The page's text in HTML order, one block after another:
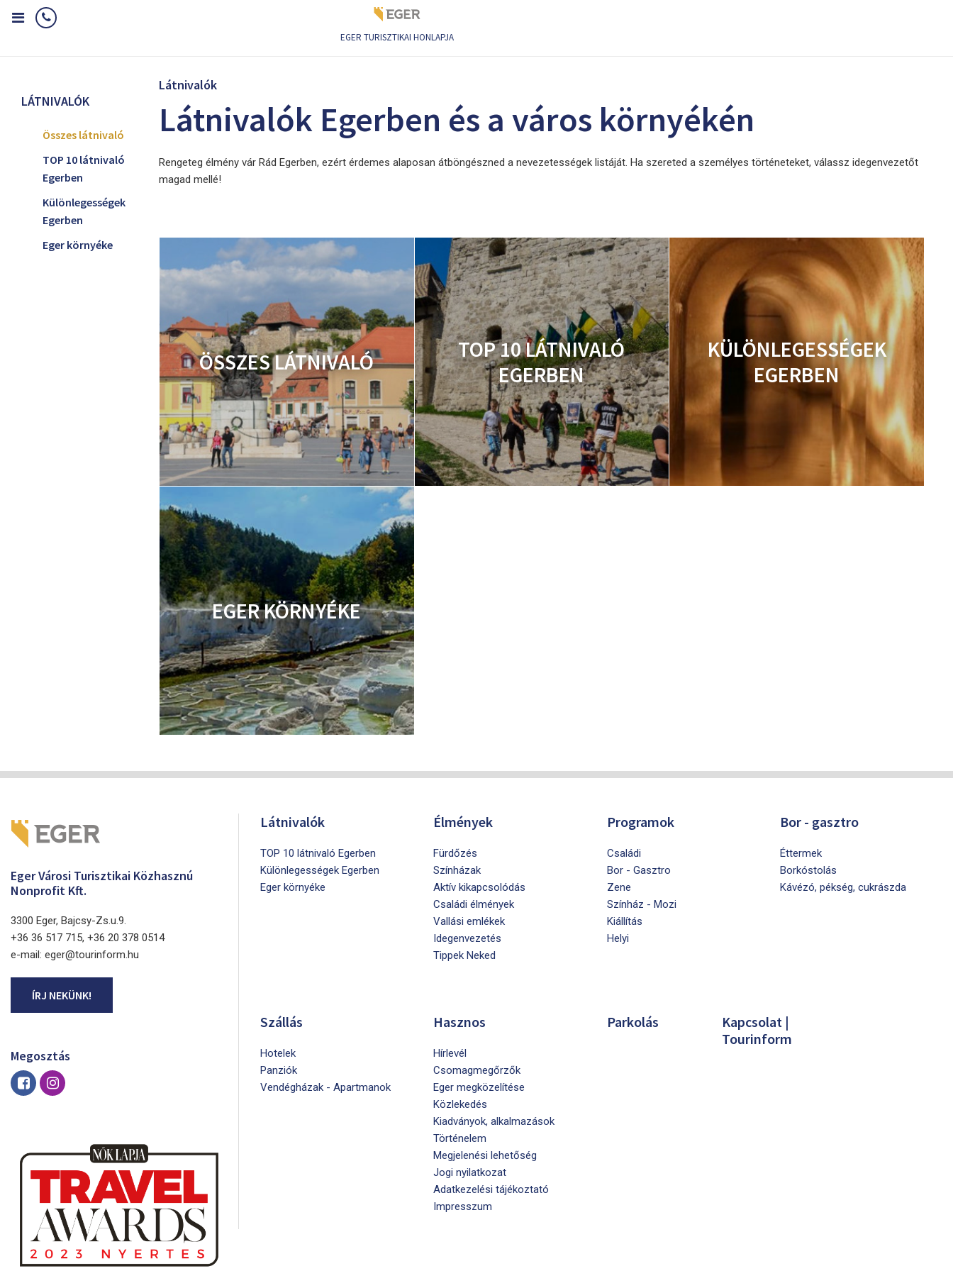
EGER TURISZTIKAI HONLAPJA
LÁTNIVALÓK
Összes látnivaló
TOP 10 látnivaló
Egerben
Különlegességek
Egerben
Eger környéke
Látnivalók
Látnivalók Egerben és a város környékén
Rengeteg élmény vár Rád Egerben, ezért érdemes alaposan átböngészned a nevezetességek listáját. Ha szereted a személyes történeteket, válassz idegenvezetőt
magad mellé!
ÖSSZES LÁTNIVALÓ
TOP 10 LÁTNIVALÓ
EGERBEN
KÜLÖNLEGESSÉGEK
EGERBEN
EGER KÖRNYÉKE
Eger Városi Turisztikai Közhasznú
Nonprofit Kft.
3300 Eger, Bajcsy-Zs.u.9.
+36 36 517 715, +36 20 378 0514
e-mail: eger@tourinform.hu
ÍRJ NEKÜNK!
Megosztás
Látnivalók
TOP 10 látnivaló Egerben
Különlegességek Egerben
Eger környéke
Élmények
Fürdőzés
Színházak
Aktív kikapcsolódás
Családi élmények
Vallási emlékek
Idegenvezetés
Tippek Neked
Programok
Családi
Bor - Gasztro
Zene
Színház - Mozi
Kiállítás
Helyi
Bor - gasztro
Éttermek
Borkóstolás
Kávézó, pékség, cukrászda
Szállás
Hotelek
Panziók
Vendégházak - Apartmanok
Hasznos
Hírlevél
Csomagmegőrzők
Eger megközelítése
Közlekedés
Kiadványok, alkalmazások
Történelem
Megjelenési lehetőség
Jogi nyilatkozat
Adatkezelési tájékoztató
Impresszum
Parkolás
Kapcsolat |
Tourinform